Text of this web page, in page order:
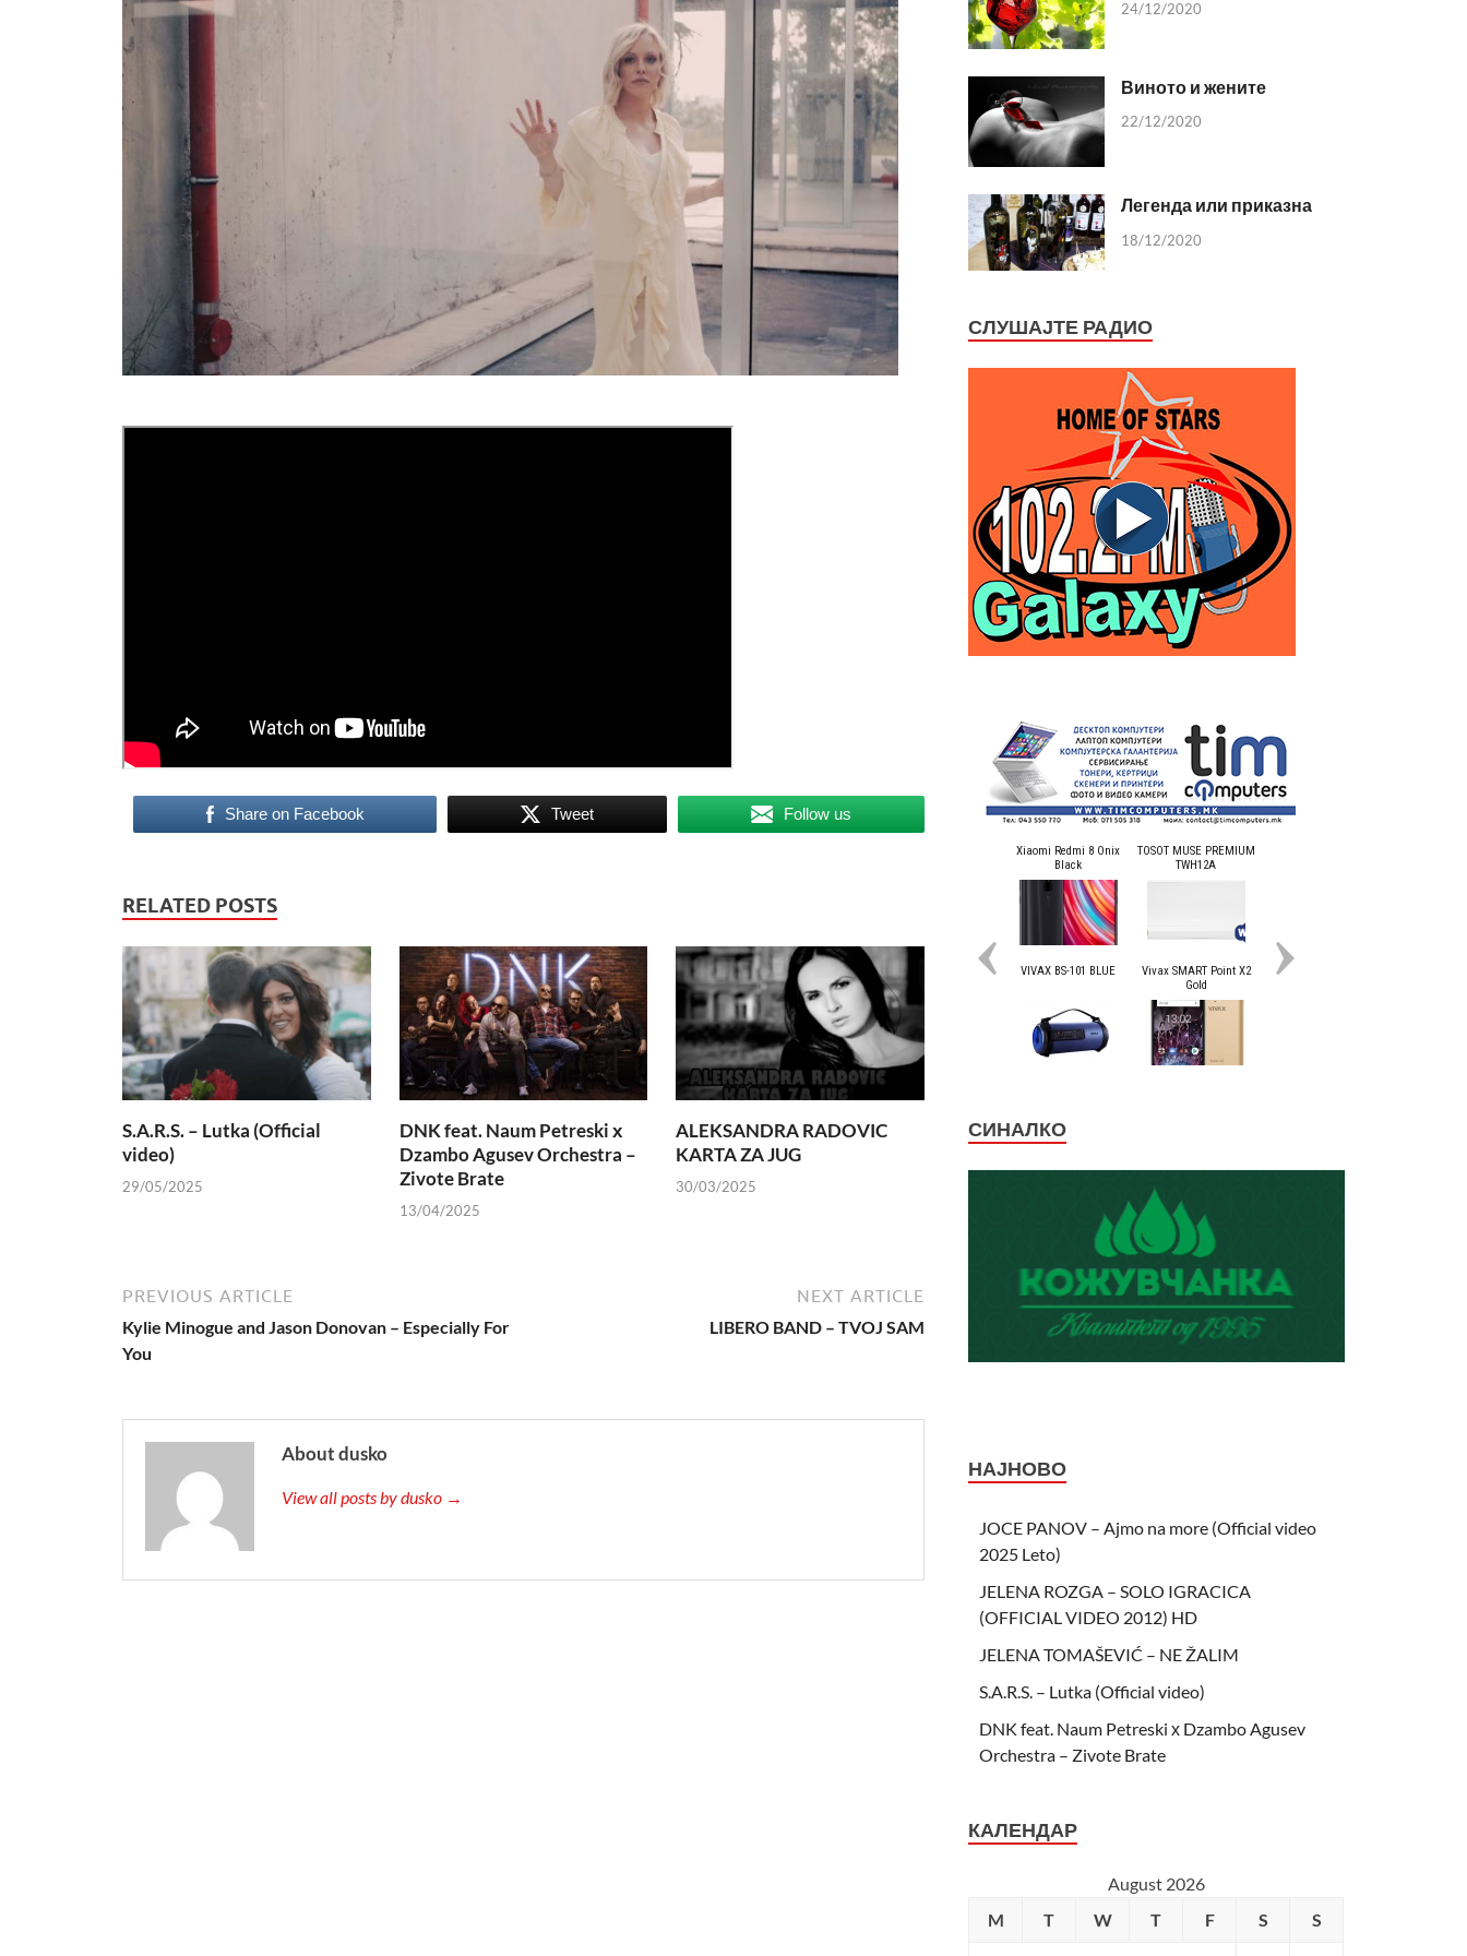
Share on Facebook Tweet Follow us
RELATED POSTS
S.A.R.S. – Lutka (Official
video)
29/05/2025
DNK feat. Naum Petreski х
Dzambo Agusev Orchestra –
Zivote Brate
13/04/2025
ALEKSANDRA RADOVIC
KARTA ZA JUG
30/03/2025
PREVIOUS ARTICLE
Kylie Minogue and Jason Donovan – Especially For
You
NEXT ARTICLE
LIBERO BAND – TVOJ SAM
About dusko
View all posts by dusko →
24/12/2020
Виното и жените
22/12/2020
Легенда или приказна
18/12/2020
СЛУШАЈТЕ РАДИО
СИНАЛКО
НАЈНОВО
JOCE PANOV – Ajmo na more (Official video
2025 Leto)
JELENA ROZGA – SOLO IGRACICA
(OFFICIAL VIDEO 2012) HD
JELENA TOMAŠEVIĆ – NE ŽALIM
S.A.R.S. – Lutka (Official video)
DNK feat. Naum Petreski х Dzambo Agusev
Orchestra – Zivote Brate
КАЛЕНДАР
August 2026
M
T W T F S S